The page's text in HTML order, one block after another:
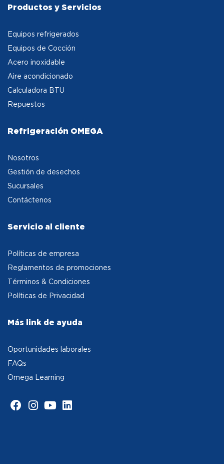
Productos y Servicios
Equipos refrigerados
Equipos de Cocción
Acero inoxidable
Aire acondicionado
Calculadora BTU
Repuestos
Refrigeración OMEGA
Nosotros
Gestión de desechos
Sucursales
Contáctenos
Servicio al cliente
Políticas de empresa
Reglamentos de promociones
Términos & Condiciones
Políticas de Privacidad
Más link de ayuda
Oportunidades laborales
FAQs
Omega Learning